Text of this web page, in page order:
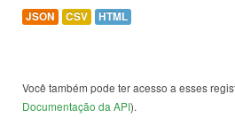
JSON CSV HTML
Você também pode ter acesso a esses
Documentação da API).